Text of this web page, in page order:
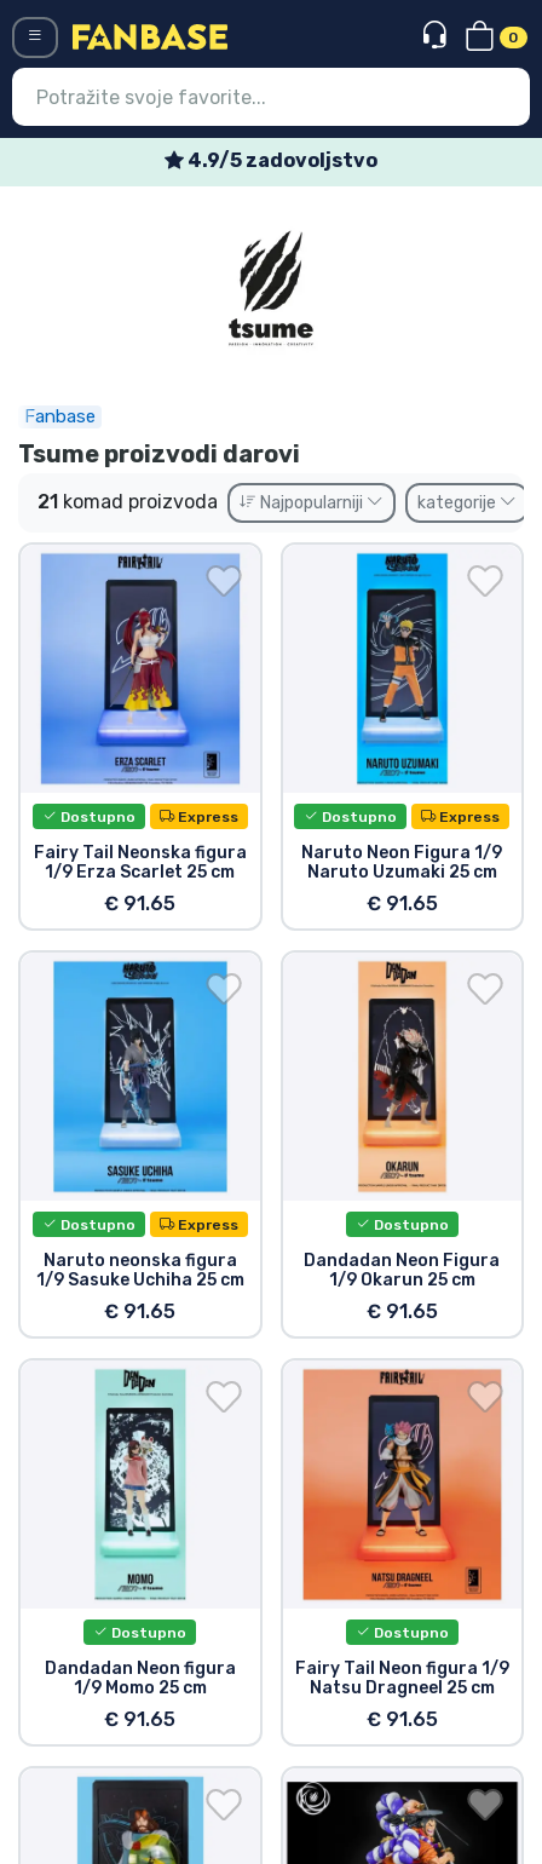
0
Tjedne posebne ponude
Fanbase
Tsume proizvodi darovi
21 komad proizvoda Najpopularniji kategorije
Dostupno Express
Fairy Tail Neonska figura
1/9 Erza Scarlet 25 cm
€ 91.65
Dostupno Express
Naruto Neon Figura 1/9
Naruto Uzumaki 25 cm
€ 91.65
Dostupno Express
Naruto neonska figura
1/9 Sasuke Uchiha 25 cm
€ 91.65
Dostupno
Dandadan Neon Figura
1/9 Okarun 25 cm
€ 91.65
Dostupno
Dandadan Neon figura
1/9 Momo 25 cm
€ 91.65
Dostupno
Fairy Tail Neon figura 1/9
Natsu Dragneel 25 cm
€ 91.65
Najnovije proizvodi
Prednarudžbe
Outlet proizvodi
Dostava i plaćanje
TV serija proizvodi
Film proizvodi
Crtani proizvodi
Anime proizvodi
Gamer proizvodi
Sportski proizvodi
Glazbeni proizvodi
Vrste proizvoda
Marke